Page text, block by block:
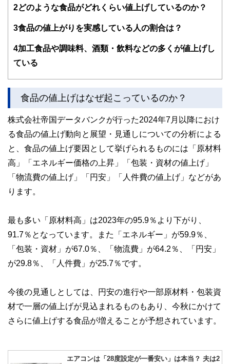
得者を中心に「お金や暮らし」に関する書籍・雑誌の編集経
験者で構成され、企画立案から記事掲載まですべての工程に
関わることで、読者目線のコンテンツを追求しています。
護士、税理士、宅地建物取引士、相続診断士、住宅ローンア
をわかりやすく発信している点です。
執筆者・監修者による執筆体制を築くことで、内容のわかり
やすさはもちろんのこと、読み応えのあるコンテンツと確か
な情報発信を実現しています。
私たちは、快適でより良い生活のアイデアを提供するお金の
コンシェルジュを目指します。
2どのような食品がどれくらい値上げしているのか？
3食品の値上がりを実感している人の割合は？
4加工食品や調味料、酒類・飲料などの多くが値上げし
ている
食品の値上げはなぜ起こっているのか？
株式会社帝国データバンクが行った2024年7月以降におけ
る食品の値上げ動向と展望・見通しについての分析による
と、食品の値上げ要因として挙げられるものには「原材料
高」「エネルギー価格の上昇」「包装・資材の値上げ」
「物流費の値上げ」「円安」「人件費の値上げ」などがあ
ります。
最も多い「原材料高」は2023年の95.9％より下がり、
91.7％となっています。また「エネルギー」が59.9％、
「包装・資材」が67.0％、「物流費」が64.2％、「円安」
が29.8％、「人件費」が25.7％です。
今後の見通しとしては、円安の進行や一部原材料・包装資
材で一層の値上げが見込まれるものもあり、今秋にかけて
さらに値上げする食品が増えることが予想されています。
エアコンは「28度設定が一番安い」は本当？ 夫は2